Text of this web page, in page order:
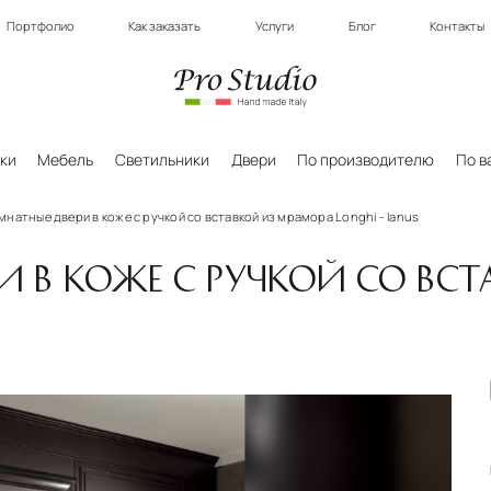
Портфолио Как заказать Услуги Блог Контакты
Мебель Светильники Двери По производителю По
двери в коже с ручкой со вставкой из мрамора Longhi - Ianus
В КОЖЕ С РУЧКОЙ СО